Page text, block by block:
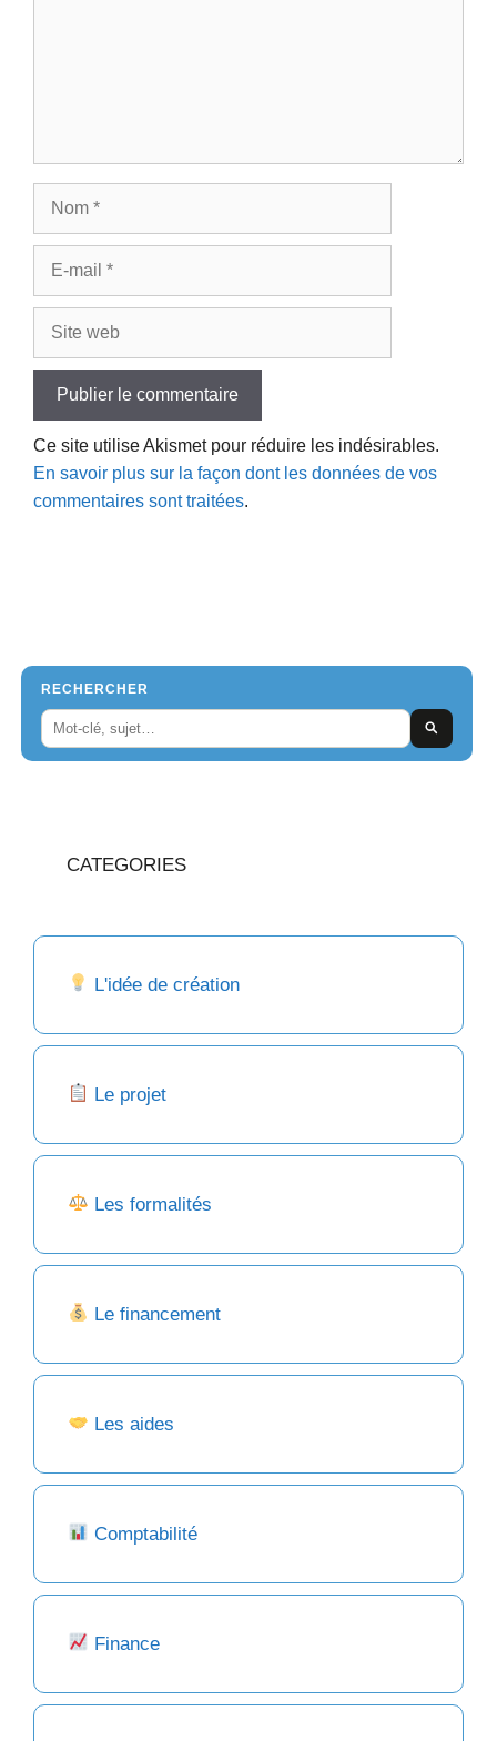
Ce site utilise Akismet pour réduire les indésirables.
En savoir plus sur la façon dont les données de vos
commentaires sont traitées.
RECHERCHER
CATEGORIES
L'idée de création
Le projet
Les formalités
Le financement
Les aides
Comptabilité
Finance